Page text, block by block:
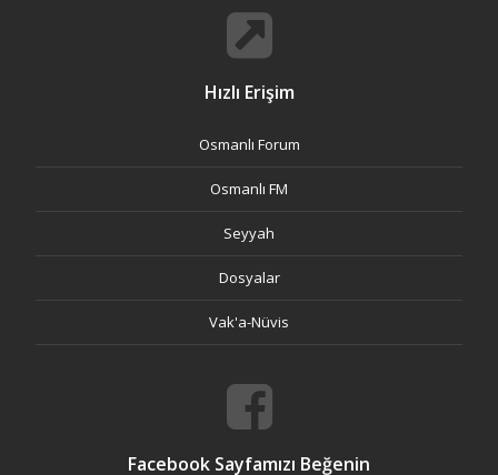
Hızlı Erişim
Osmanlı Forum
Osmanlı FM
Seyyah
Dosyalar
Vak'a-Nüvis
Facebook Sayfamızı Beğenin